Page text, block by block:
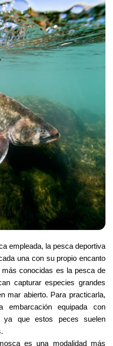
empleada, la pesca deportiva
una con su propio encanto
conocidas es la pesca de
capturar especies grandes
mar abierto. Para practicarla,
equipada con
ya que estos peces suelen
es una modalidad más